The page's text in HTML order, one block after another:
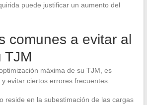
puede justificar un aumento del
comunes a evitar al
TJM
máxima de su TJM, es
evitar ciertos errores frecuentes.
reside en la subestimación de las cargas